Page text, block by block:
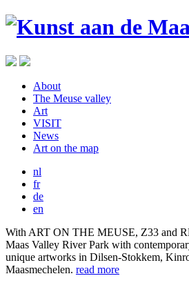
About
The Meuse valley
Art
VISIT
News
Art on the map
nl
fr
de
en
With ART ON THE MEUSE, Z33 and
Maas Valley River Park with
unique artworks in Dilsen-Stokkem,
Maasmechelen. read more